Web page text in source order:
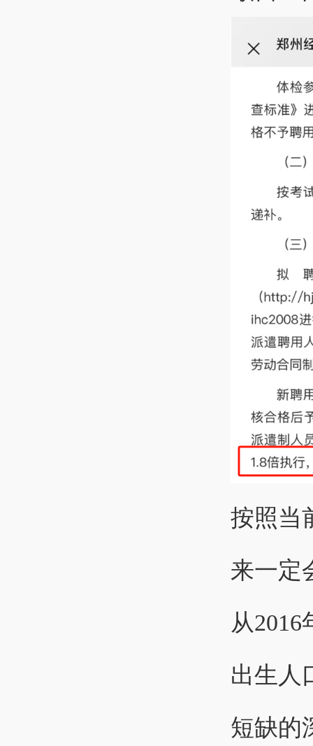
按照当
来一定
从
出生人
短缺的